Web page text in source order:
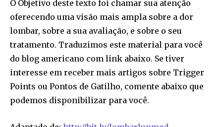
O Objetivo deste texto foi chamar sua atenção
oferecendo uma visão mais ampla sobre a dor
lombar, sobre a sua avaliação, e sobre o seu
tratamento. Traduzimos este material para você
do blog americano com link abaixo. Se tiver
interesse em receber mais artigos sobre Trigger
Points ou Pontos de Gatilho, comente abaixo que
podemos disponibilizar para você.